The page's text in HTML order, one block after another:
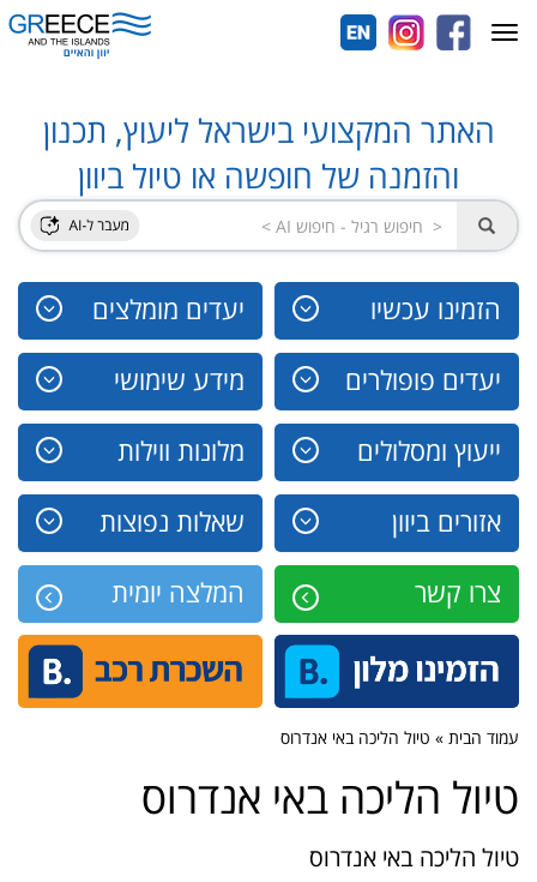
האתר המקצועי בישראל ליעוץ, תכנון
והזמנה של חופשה או טיול ביוון
הזמינו עכשיו יעדים מומלצים
יעדים פופולרים מידע שימושי
ייעוץ ומסלולים מלונות ווילות
אזורים ביוון שאלות נפוצות
צרו קשר המלצה יומית
Toggle
navigation
עמוד הבית » טיול הליכה באי אנדרוס
טיול הליכה באי אנדרוס
טיול הליכה באי אנדרוס